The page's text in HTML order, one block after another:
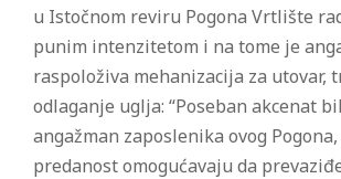
u Istočnom reviru Pogona Vrtlište
punim intenzitetom i na tome je
raspoloživa mehanizacija za utovar,
odlaganje uglja: “Poseban akcenat
angažman zaposlenika ovog
predanost omogućavaju da